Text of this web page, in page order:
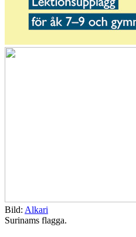
Bild: Alkari
Surinams flagga.